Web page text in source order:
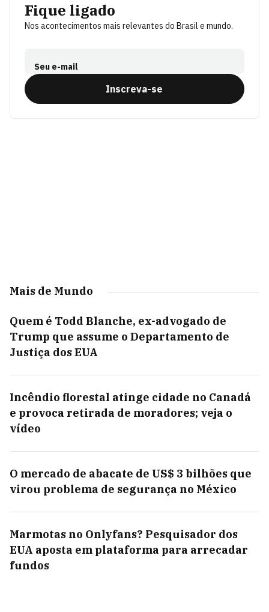
Fique ligado
Nos acontecimentos mais relevantes do Brasil e mundo.
Seu e-mail
Inscreva-se
Mais de Mundo
Quem é Todd Blanche, ex-advogado de
Trump que assume o Departamento de
Justiça dos EUA
Incêndio florestal atinge cidade no Canadá
e provoca retirada de moradores; veja o
vídeo
O mercado de abacate de US$ 3 bilhões que
virou problema de segurança no México
Marmotas no Onlyfans? Pesquisador dos
EUA aposta em plataforma para arrecadar
fundos